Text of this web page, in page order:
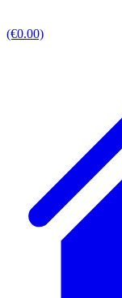
(€0.00)